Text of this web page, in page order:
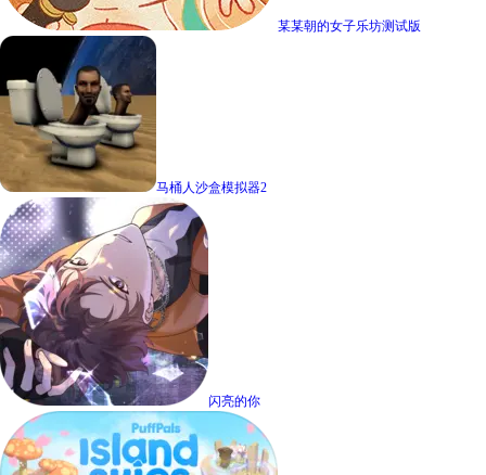
某某朝的女子乐坊测试版
马桶人沙盒模拟器2
闪亮的你